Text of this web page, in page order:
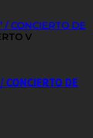
/ CONCIERTO DE
CONCIERTO DE